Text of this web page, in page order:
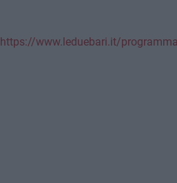
https://www.leduebari.it/